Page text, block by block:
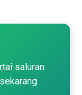
saluran